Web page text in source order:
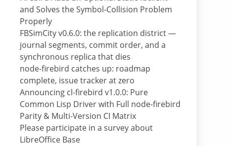
and Solves the Symbol-Collision Problem
Properly
FBSimCity v0.6.0: the replication district —
journal segments, commit order, and a
synchronous replica that dies
node-firebird catches up: roadmap
complete, issue tracker at zero
Announcing cl-firebird v1.0.0: Pure
Common Lisp Driver with Full node-firebird
Parity & Multi-Version CI Matrix
Please participate in a survey about
LibreOffice Base